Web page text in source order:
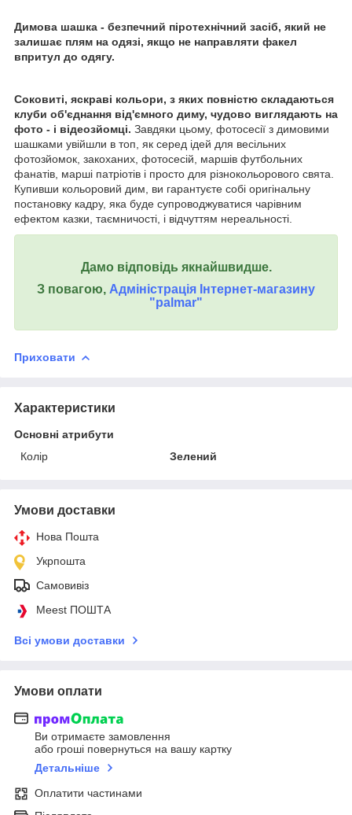
Димова шашка - безпечний піротехнічний засіб, який не
залишає плям на одязі, якщо не направляти факел
впритул до одягу.
Соковиті, яскраві кольори, з яких повністю складаються
клуби об'єднання від'ємного диму, чудово виглядають на
фото - і відеозйомці. Завдяки цьому, фотосесії з димовими
шашками увійшли в топ, як серед ідей для весільних
фотозйомок, закоханих, фотосесій, маршів футбольних
фанатів, марші патріотів і просто для різнокольорового свята.
Купивши кольоровий дим, ви гарантуєте собі оригінальну
постановку кадру, яка буде супроводжуватися чарівним
ефектом казки, таємничості, і відчуттям нереальності.
Дамо відповідь якнайшвидше.
З повагою, Адміністрація Інтернет-магазину
"palmar"
Приховати
Характеристики
Основні атрибути
Колір
Зелений
Умови доставки
Нова Пошта
Укрпошта
Самовивіз
Meest ПОШТА
Всі умови доставки
Умови оплати
Ви отримаєте замовлення
або гроші повернуться на вашу картку
Детальніше
Оплатити частинами